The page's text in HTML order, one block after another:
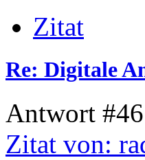
Zitat
Re: Digitale
Antwort
Zitat von: